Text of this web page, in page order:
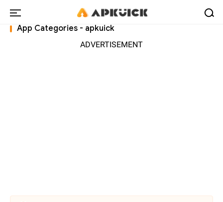
App Categories - apkuick
ADVERTISEMENT